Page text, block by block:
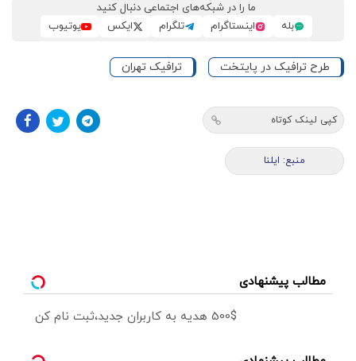
ما را در شبکه‌های اجتماعی دنبال کنید
بله
اینستاگرام تلگرام ایکس یوتیوب
طرح ترافیک در پایتخت ترافیک تهران
کپی لینک کوتاه
منبع: ایلنا
مطالب پیشنهادی
500$ هدیه به کاربران جدید،ثبت نام کن